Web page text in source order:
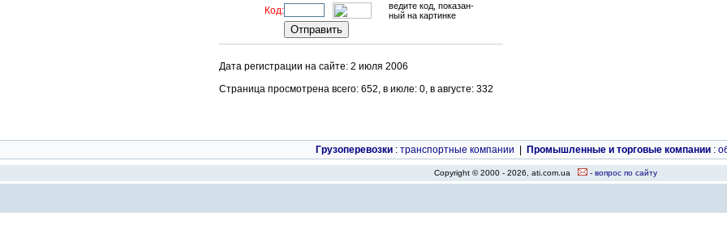
Код:
ведите код, показан-
ный на картинке
Дата регистрации на сайте: 2 июля 2006
Страница просмотрена всего: 652, в июле: 0, в августе: 332
Грузоперевозки : транспортные компании Промышленные и торговые компании :
Copyright © 2000 - 2026, ati.com.ua - вопрос по сайту